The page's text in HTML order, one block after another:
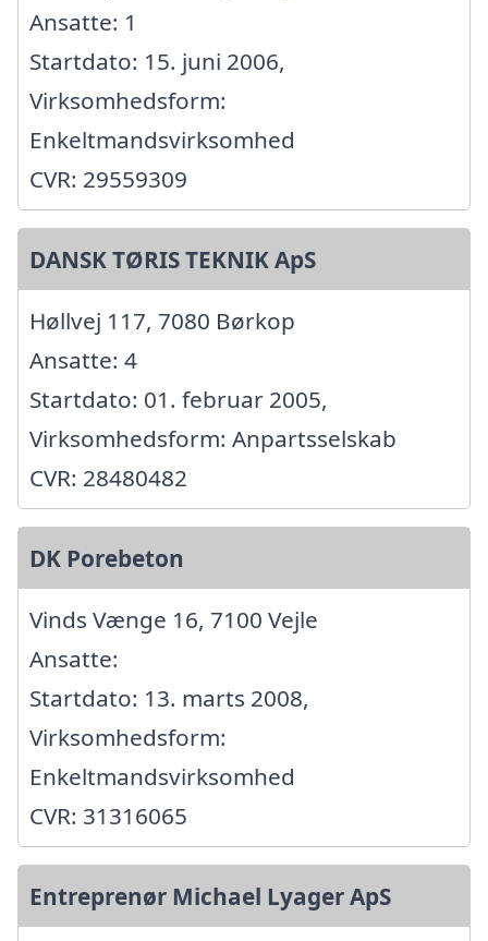
Ansatte: 1
Startdato: 15. juni 2006,
Virksomhedsform:
Enkeltmandsvirksomhed
CVR: 29559309
DANSK TØRIS TEKNIK ApS
Høllvej 117, 7080 Børkop
Ansatte: 4
Startdato: 01. februar 2005,
Virksomhedsform: Anpartsselskab
CVR: 28480482
DK Porebeton
Vinds Vænge 16, 7100 Vejle
Ansatte:
Startdato: 13. marts 2008,
Virksomhedsform:
Enkeltmandsvirksomhed
CVR: 31316065
Entreprenør Michael Lyager ApS